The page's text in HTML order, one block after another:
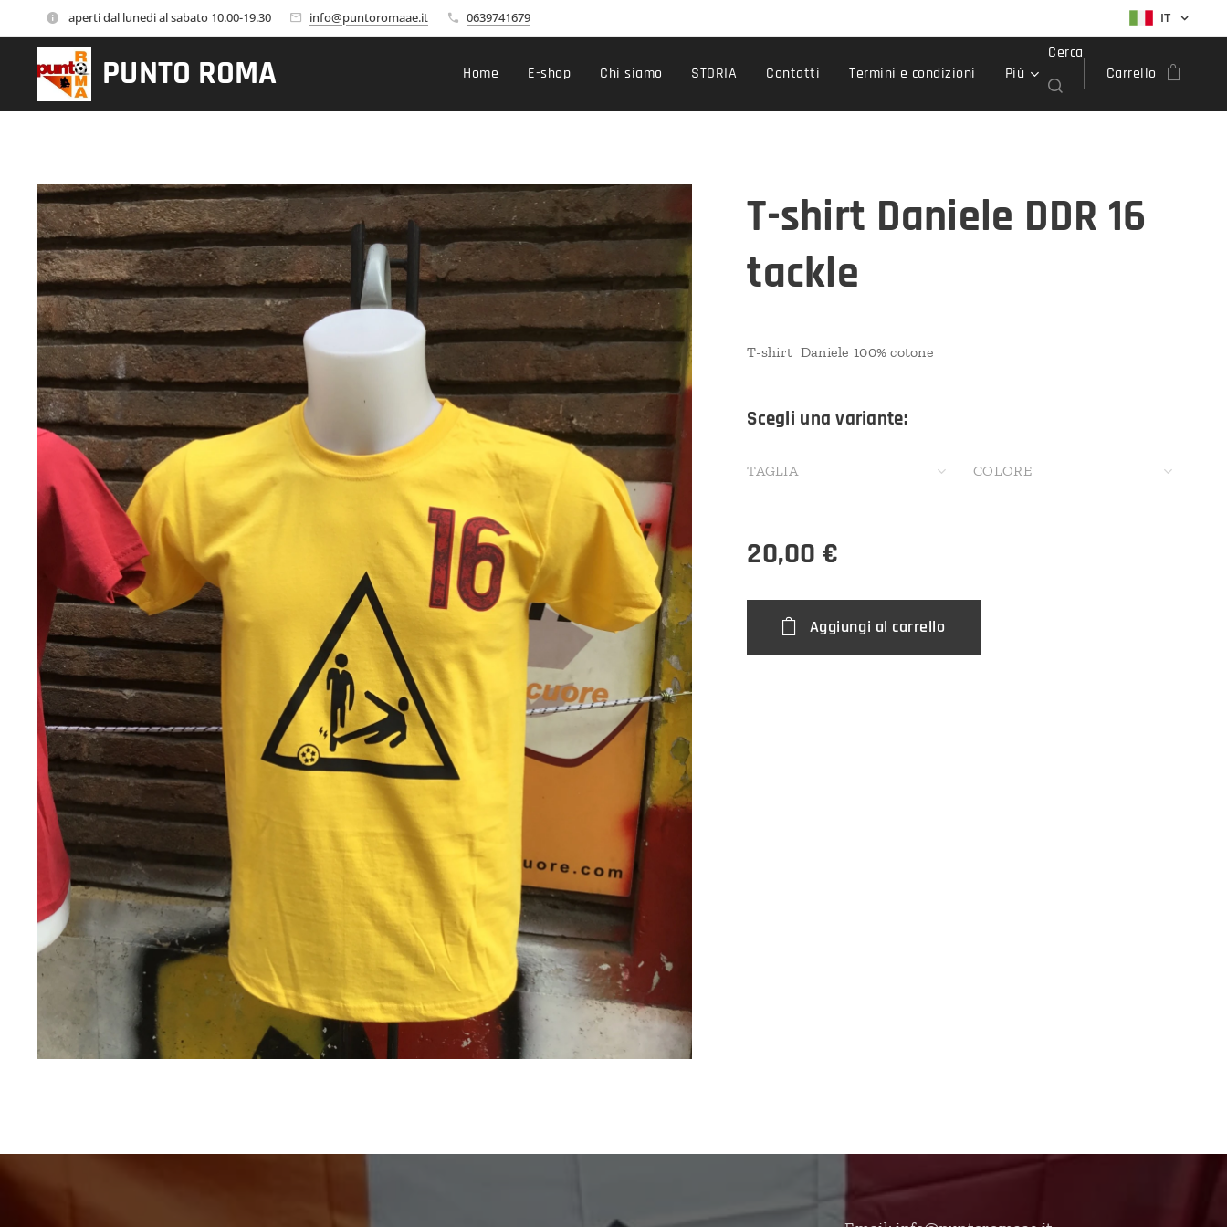
aperti dal lunedi al sabato 10.00-19.30 info@puntoromaae.it 0639741679 IT
PUNTO ROMA Home E-shop Chi siamo STORIA Contatti Termini e condizioni Più
Cerca
Carrello
T-shirt Daniele DDR 16
tackle
T-shirt Daniele 100% cotone
Scegli una variante:
TAGLIA COLORE
20,00 €
Aggiungi al carrello